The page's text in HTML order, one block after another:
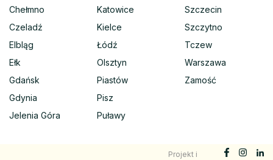
Chełmno
Czeladź
Elbląg
Ełk
Gdańsk
Gdynia
Jelenia Góra
Katowice
Kielce
Łódź
Olsztyn
Piastów
Pisz
Puławy
Szczecin
Szczytno
Tczew
Warszawa
Zamość
Projekt i